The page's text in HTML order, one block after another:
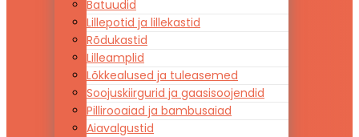
Batuudid
Lillepotid ja lillekastid
Rõdukastid
Lilleamplid
Lõkkealused ja tuleasemed
Soojuskiirgurid ja gaasisoojendid
Pillirooaiad ja bambusaiad
Aiavalgustid